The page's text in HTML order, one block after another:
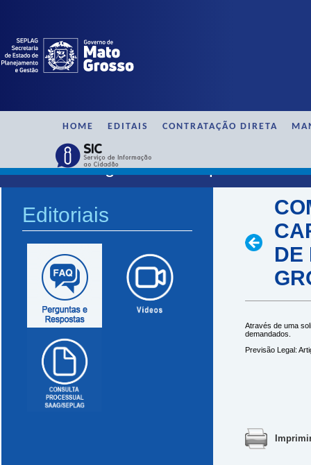
HOME EDITAIS CONTRATAÇÃO DIRETA
SAAG / Perguntas e Respostas
Editoriais
DE
Através de uma
demandados.
Previsão Legal: